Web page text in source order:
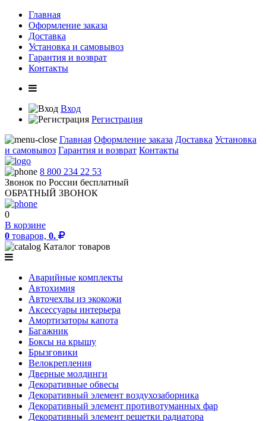
Главная
Оформление заказа
Доставка
Установка и самовывоз
Гарантия и возврат
Контакты
Вход
Регистрация
Главная Оформление заказа Доставка Установка
и самовывоз Гарантия и возврат Контакты
8 800 234 22 53
Звонок по России бесплатный
ОБРАТНЫЙ ЗВОНОК
0
В корзине
0 товаров, 0.
Каталог товаров
Аварийные комплекты
Автохимия
Авточехлы из экокожи
Аксессуары интерьера
Амортизаторы капота
Багажник
Боксы на крышу
Брызговики
Велокрепления
Дверные молдинги
Декоративные обвесы
Декоративный элемент воздухозаборника
Декоративный элемент противотуманных фар
Декоративный элемент решетки радиатора